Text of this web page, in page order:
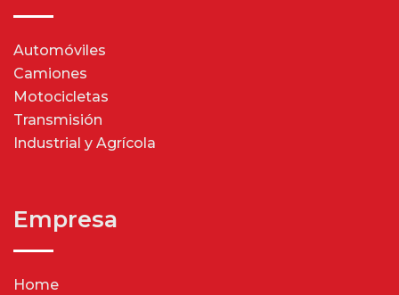
Automóviles
Camiones
Motocicletas
Transmisión
Industrial y Agrícola
Empresa
Home